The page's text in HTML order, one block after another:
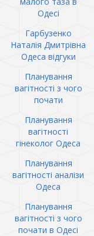
Одесі
Гарбузенко
Наталія Дмитрівна
Одеса відгуки
Планування
вагітності з чого
почати
Планування
вагітності
гінеколог Одеса
Планування
вагітності аналізи
Одеса
Планування
вагітності з чого
почати в Одесі